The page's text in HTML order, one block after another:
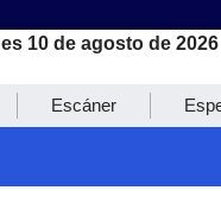
10 de agosto de 2026
Escáner